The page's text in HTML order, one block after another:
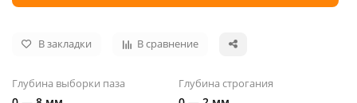
В закладки В сравнение
Глубина выборки паза Глубина строгания